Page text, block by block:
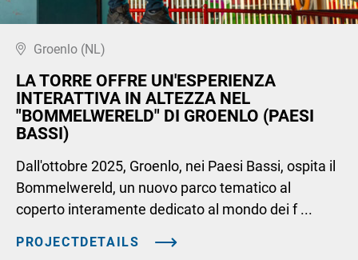
Groenlo (NL)
LA TORRE OFFRE UN'ESPERIENZA
INTERATTIVA IN ALTEZZA NEL
"BOMMELWERELD" DI GROENLO (PAESI
BASSI)
Dall'ottobre 2025, Groenlo, nei Paesi Bassi, ospita il
Bommelwereld, un nuovo parco tematico al
coperto interamente dedicato al mondo dei f ...
PROJECTDETAILS